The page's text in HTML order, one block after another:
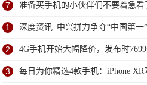
7 准备买手机的小伙伴们不要着急
机吧
1 深度资讯 |中兴拼力争夺“中国第
2 4G手机开始大幅降价，发布时
3 每日为你精选4款手机：iPhone